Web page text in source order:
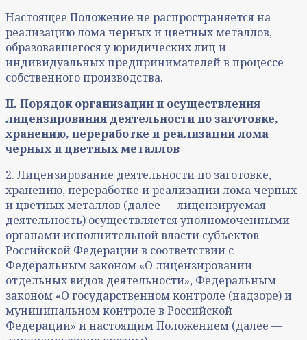
Настоящее Положение не распространяется на
реализацию лома черных и цветных металлов,
образовавшегося у юридических лиц и
индивидуальных предпринимателей в процессе
собственного производства.
II. Порядок организации и осуществления
лицензирования деятельности по заготовке,
хранению, переработке и реализации лома
черных и цветных металлов
2. Лицензирование деятельности по заготовке,
хранению, переработке и реализации лома черных
и цветных металлов (далее — лицензируемая
деятельность) осуществляется уполномоченными
органами исполнительной власти субъектов
Российской Федерации в соответствии с
Федеральным законом «О лицензировании
отдельных видов деятельности», Федеральным
законом «О государственном контроле (надзоре) и
муниципальном контроле в Российской
Федерации» и настоящим Положением (далее —